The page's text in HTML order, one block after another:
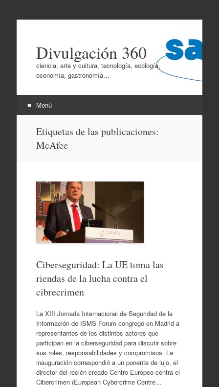
Divulgación 360
ciencia, arte y cultura, tecnología, ecología,
economía, gastronomía…
Menú
contenido
Etiquetas de las publicaciones:
McAfee
Ciberseguridad: La UE toma las
riendas de la lucha contra el
cibrecrimen
La XIII Jornada Internacional de Seguridad de la
Información de ISMS Forum congregó en Madrid a
representantes de los distintos actores que
participan en la ciberseguridad para discutir sobre
sus roles, responsabilidades y compromisos. La
inauguración correspondió a un ponente de lujo, el
director del recién creado Centro Europeo contra el
Cibercrimen (European Cybercrime Centre…